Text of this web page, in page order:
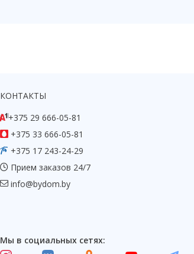
КОНТАКТЫ
+375 29 666-05-81
+375 33 666-05-81
+375 17 243-24-29
Прием заказов 24/7
info@bydom.by
Мы в социальных сетях: